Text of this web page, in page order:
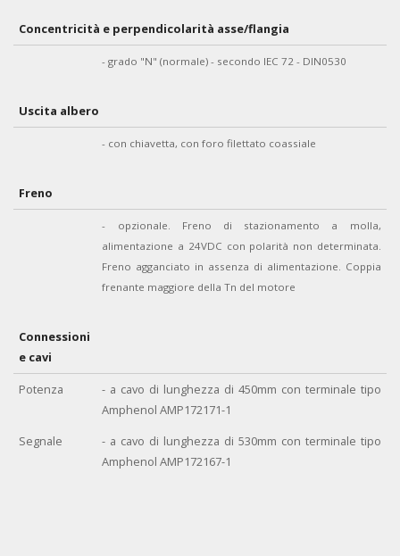
Concentricità e perpendicolarità asse/flangia
- grado "N" (normale) - secondo IEC 72 - DIN0530
Uscita albero
- con chiavetta, con foro filettato coassiale
Freno
- opzionale. Freno di stazionamento a molla,
alimentazione a 24VDC con polarità non determinata.
Freno agganciato in assenza di alimentazione. Coppia
frenante maggiore della Tn del motore
Connessioni
e cavi
Potenza
- a cavo di lunghezza di 450mm con terminale tipo
Amphenol AMP172171-1
Segnale
- a cavo di lunghezza di 530mm con terminale tipo
Amphenol AMP172167-1